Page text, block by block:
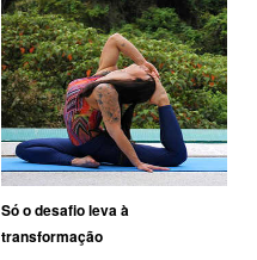
Só o desafio leva à
transformação